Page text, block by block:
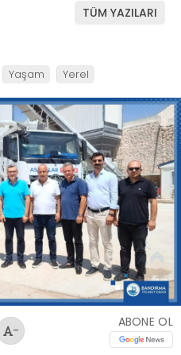
TÜM YAZILARI
Yaşam Yerel
-
ABONE OL